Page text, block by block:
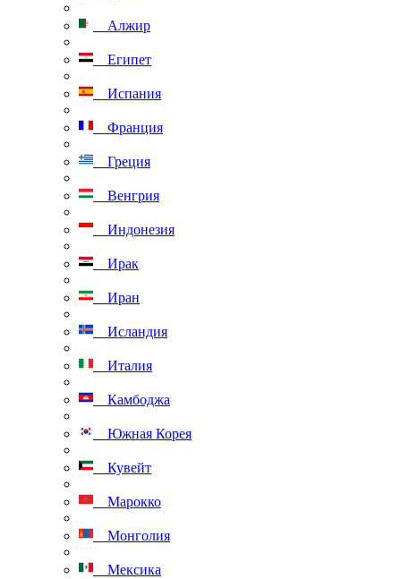
Алжир
Египет
Испания
Франция
Греция
Венгрия
Индонезия
Ирак
Иран
Исландия
Италия
Камбоджа
Южная Корея
Кувейт
Марокко
Монголия
Мексика